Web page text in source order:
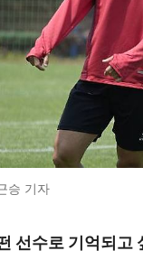
승 기자
선수로 기억되고